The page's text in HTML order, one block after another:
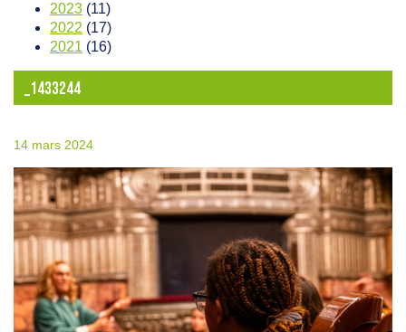
2023 (11)
2022 (17)
2021 (16)
_1433244
14 mars 2024